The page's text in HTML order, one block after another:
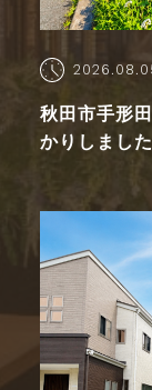
秋田市手形
かりしました